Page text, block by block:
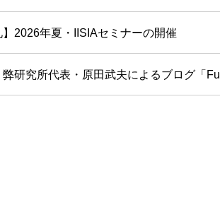
】2026年夏・IISIAセミナーの開催
弊研究所代表・原田武夫によるブログ「